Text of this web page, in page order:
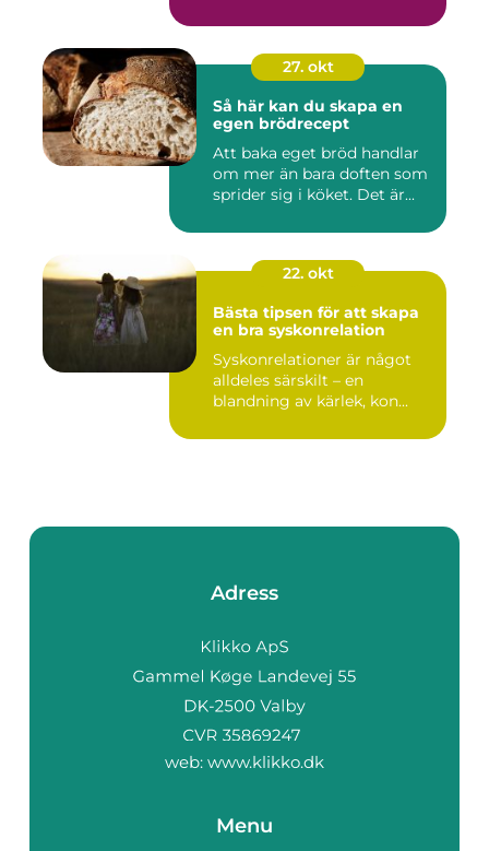
27. okt
Så här kan du skapa en
egen brödrecept
Att baka eget bröd handlar
om mer än bara doften som
sprider sig i köket. Det är...
22. okt
Bästa tipsen för att skapa
en bra syskonrelation
Syskonrelationer är något
alldeles särskilt – en
blandning av kärlek, kon...
Adress
web: www.klikko.dk
Menu